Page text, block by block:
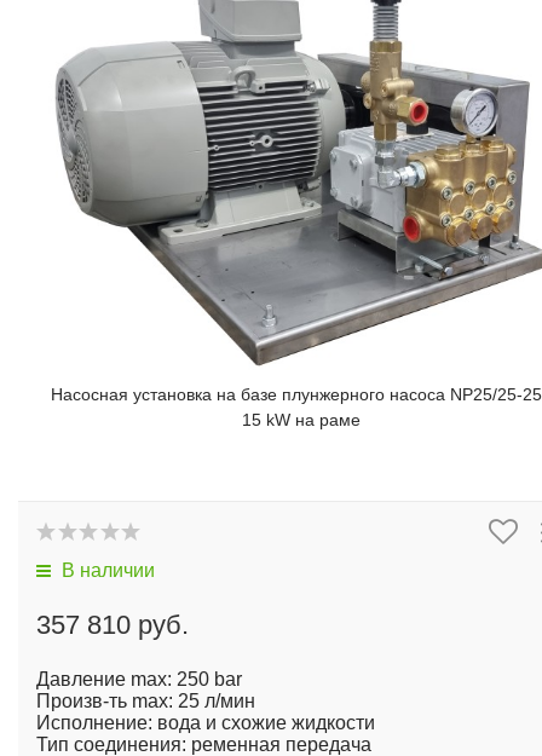
Насосная установка на базе плунжерного насоса NP25/25-
15 kW на раме
В наличии
357 810 руб.
Давление max: 250 bar
Произв-ть max: 25 л/мин
Исполнение: вода и схожие жидкости
Тип соединения: ременная передача